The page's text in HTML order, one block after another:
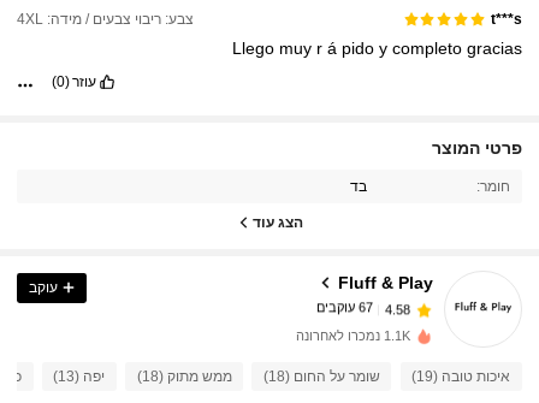
t***s צבע: ריבוי צבעים / מידה: 4XL
Llego muy r á pido y completo gracias
עוזר(0)
פרטי המוצר
חומר: בד
הצג עוד
Fluff & Play
67 עוקבים
67 עוקבים
r***2
עקבו אחרלפני יום אחד
4.58
67 עוקבים
עוקב
1.1K נמכרו לאחרונה
איכות טובה (19) שומר על החום (18) ממש מתוק (18) יפה (13) כמו